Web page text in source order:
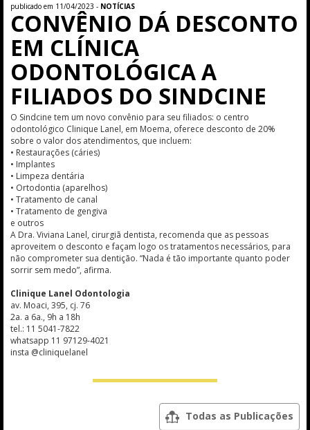
publicado em 11/04/2023 - NOTÍCIAS
CONVÊNIO DÁ DESCONTO
EM CLÍNICA
ODONTOLÓGICA A
FILIADOS DO SINDCINE
O Sindcine tem um novo convênio para seu filiados: o centro
odontológico Clinique Lanel, em Moema, oferece desconto de 20%
sobre o valor dos atendimentos, que incluem:
• Restaurações (cáries)
• Implantes
• Limpeza dentária
• Ortodontia (aparelhos)
• Tratamento de canal
• Tratamento de gengiva
e outros
A Dra. Viviana Lanel, cirurgiã dentista, recomenda que as pessoas
aproveitem o desconto e façam logo os tratamentos necessários, para
não comprometer sua dentição. “Nada é tão importante quanto poder
sorrir sem medo”, afirma.
Clinique Lanel Odontologia
av. Moaci, 395, cj. 76
2a. a 6a., 9h a 18h
tel.: 11 5041-7822
whatsapp 11 97129-4021
insta @cliniquelanel
Todas as Publicações